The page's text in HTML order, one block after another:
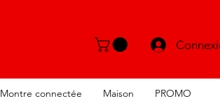
Montre connectée Maison PROMO